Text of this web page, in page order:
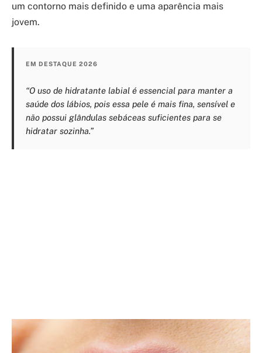
um contorno mais definido e uma aparência mais
jovem.
EM DESTAQUE 2026
“O uso de hidratante labial é essencial para manter a
saúde dos lábios, pois essa pele é mais fina, sensível e
não possui glândulas sebáceas suficientes para se
hidratar sozinha.”